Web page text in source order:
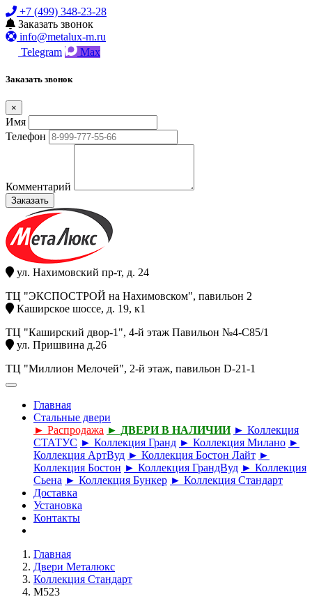
+7 (499) 348-23-28
Заказать звонок
info@metalux-m.ru
Telegram
Max
Заказать звонок
×
Имя
Телефон
Комментарий
Заказать
ул. Нахимовский пр-т, д. 24
ТЦ "ЭКСПОСТРОЙ на Нахимовском", павильон 2
Каширское шоссе, д. 19, к1
ТЦ "Каширский двор-1", 4-й этаж Павильон №4-С85/1
ул. Пришвина д.26
ТЦ "Миллион Мелочей", 2-й этаж, павильон D-21-1
Главная
Стальные двери
► Распродажа ► ДВЕРИ В НАЛИЧИИ ► Коллекция
СТАТУС ► Коллекция Гранд ► Коллекция Милано ►
Коллекция АртВуд ► Коллекция Бостон Лайт ►
Коллекция Бостон ► Коллекция ГрандВуд ► Коллекция
Сьена ► Коллекция Бункер ► Коллекция Стандарт
Доставка
Установка
Контакты
Главная
Двери Металюкс
Коллекция Стандарт
М523